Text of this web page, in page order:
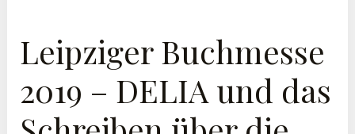
Leipziger Buchmesse
2019 – DELIA und das
Das
Schreiben
Über
Liebe